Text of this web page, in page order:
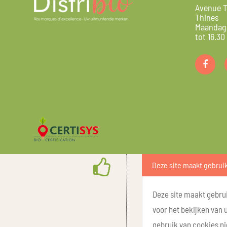
Avenue
Thines
tot
Deze site maakt
Deze site maakt
voor het bekijken van
gebruik van cookies